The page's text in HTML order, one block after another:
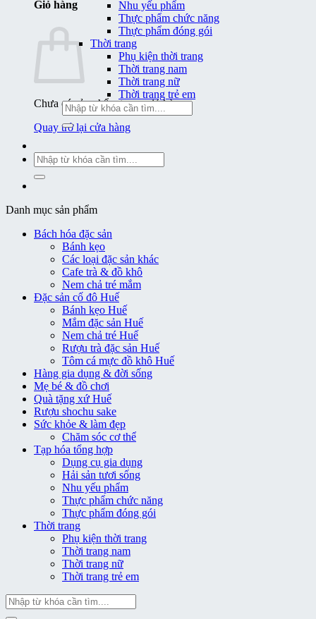
Giỏ hàng
Chưa có sản phẩm trong giỏ hàng.
Quay trở lại cửa hàng
Nhu yếu phẩm
Thực phẩm chức năng
Thực phẩm đóng gói
Thời trang
Phụ kiện thời trang
Thời trang nam
Thời trang nữ
Thời trang trẻ em
Tìm
kiếm:
Tìm
kiếm:
Danh mục sản phẩm
Bách hóa đặc sản
Bánh kẹo
Các loại đặc sản khác
Cafe trà & đồ khô
Nem chả tré mắm
Đặc sản cố đô Huế
Bánh kẹo Huế
Mắm đặc sản Huế
Nem chả tré Huế
Rượu trà đặc sản Huế
Tôm cá mực đồ khô Huế
Hàng gia dụng & đời sống
Mẹ bé & đồ chơi
Quà tặng xứ Huế
Rượu shochu sake
Sức khỏe & làm đẹp
Chăm sóc cơ thể
Tạp hóa tổng hợp
Dụng cụ gia dụng
Hải sản tươi sống
Nhu yếu phẩm
Thực phẩm chức năng
Thực phẩm đóng gói
Thời trang
Phụ kiện thời trang
Thời trang nam
Thời trang nữ
Thời trang trẻ em
Tìm
kiếm: